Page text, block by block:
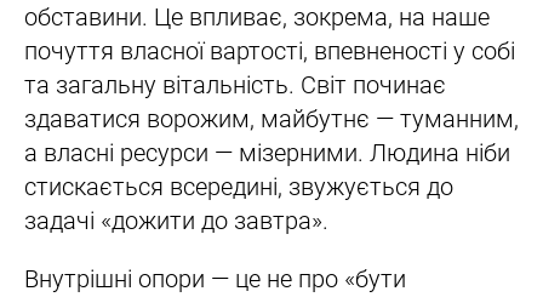
обставини. Це впливає, зокрема, на наше
почуття власної вартості, впевненості у собі
та загальну вітальність. Світ починає
здаватися ворожим, майбутнє — туманним,
а власні ресурси — мізерними. Людина ніби
стискається всередині, звужується до
задачі «дожити до завтра».
Внутрішні опори — це не про «бути